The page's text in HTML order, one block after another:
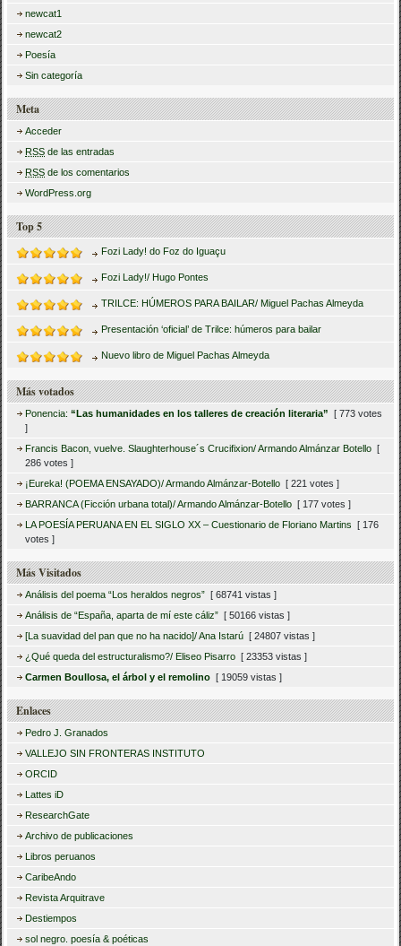
newcat1
newcat2
Poesía
Sin categoría
Meta
Acceder
RSS de las entradas
RSS de los comentarios
WordPress.org
Top 5
Fozi Lady! do Foz do Iguaçu
Fozi Lady!/ Hugo Pontes
TRILCE: HÚMEROS PARA BAILAR/ Miguel Pachas Almeyda
Presentación ‘oficial’ de Trilce: húmeros para bailar
Nuevo libro de Miguel Pachas Almeyda
Más votados
Ponencia:“Las humanidades en los talleres de creación literaria”
[ 773 votes
]
Francis Bacon, vuelve. Slaughterhouse´s Crucifixion/ Armando Almánzar Botello [
286 votes ]
¡Eureka! (POEMA ENSAYADO)/ Armando Almánzar-Botello [ 221 votes ]
BARRANCA (Ficción urbana total)/ Armando Almánzar-Botello [ 177 votes ]
LA POESÍA PERUANA EN EL SIGLO XX – Cuestionario de Floriano Martins
[ 176
votes ]
Más Visitados
Análisis del poema “Los heraldos negros” [ 68741 vistas ]
Análisis de “España, aparta de mí este cáliz” [ 50166 vistas ]
[La suavidad del pan que no ha nacido]/ Ana Istarú [ 24807 vistas ]
¿Qué queda del estructuralismo?/ Eliseo Pisarro [ 23353 vistas ]
Carmen Boullosa, el árbol y el remolino [ 19059 vistas ]
Enlaces
Pedro J. Granados
VALLEJO SIN FRONTERAS INSTITUTO
ORCID
Lattes iD
ResearchGate
Archivo de publicaciones
Libros peruanos
CaribeAndo
Revista Arquitrave
Destiempos
sol negro. poesía & poéticas